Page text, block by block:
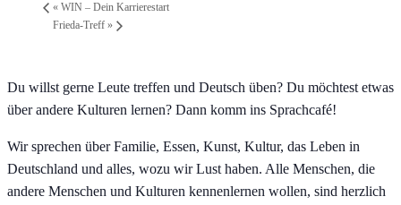
« WIN – Dein Karrierestart
Frieda-Treff »
Du willst gerne Leute treffen und Deutsch üben? Du möchtest etwas
über andere Kulturen lernen? Dann komm ins Sprachcafé!
Wir sprechen über Familie, Essen, Kunst, Kultur, das Leben in
Deutschland und alles, wozu wir Lust haben. Alle Menschen, die
andere Menschen und Kulturen kennenlernen wollen, sind herzlich